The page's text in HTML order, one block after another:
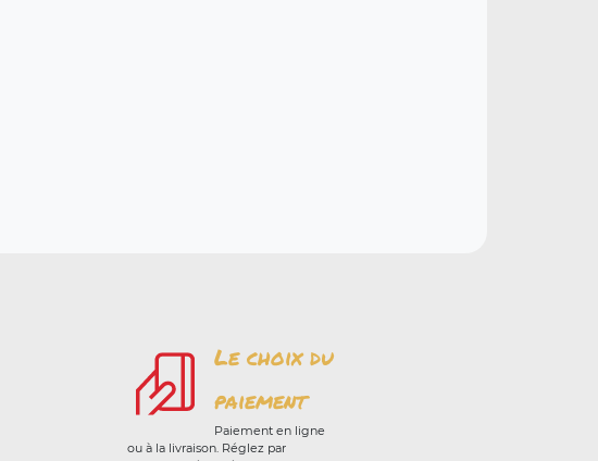
Le choix du
paiement
Paiement en ligne
ou à la livraison. Réglez par